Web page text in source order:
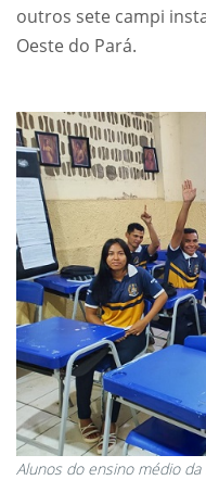
outros sete campi
Oeste do Pará.
Alunos do ensino médio da